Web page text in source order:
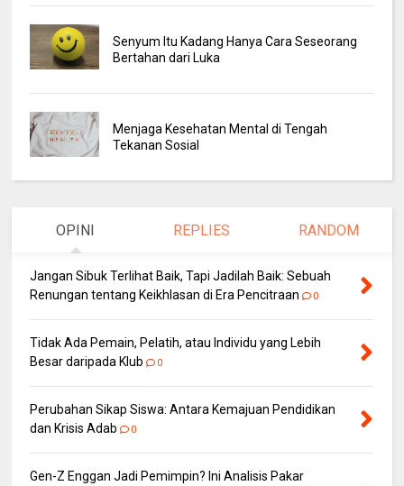
Senyum Itu Kadang Hanya Cara Seseorang
Bertahan dari Luka
Menjaga Kesehatan Mental di Tengah
Tekanan Sosial
OPINI REPLIES RANDOM
Jangan Sibuk Terlihat Baik, Tapi Jadilah Baik: Sebuah
Renungan tentang Keikhlasan di Era Pencitraan
0
Tidak Ada Pemain, Pelatih, atau Individu yang Lebih
Besar daripada Klub
0
Perubahan Sikap Siswa: Antara Kemajuan Pendidikan
dan Krisis Adab
0
Gen-Z Enggan Jadi Pemimpin? Ini Analisis Pakar